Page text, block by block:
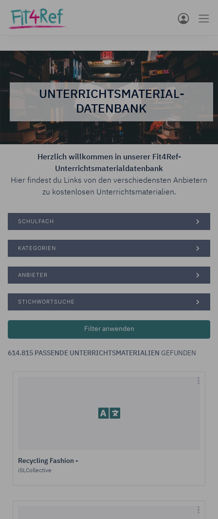
UNTERRICHTSMATERIAL­
DATENBANK
Herzlich willkommen in unserer Fit4Ref-
Unterrichtsmaterialdatenbank
Hier findest du Links von den verschiedensten Anbietern
zu kostenlosen Unterrichtsmaterialien.
SCHULFACH
KATEGORIEN
ANBIETER
STICHWORTSUCHE
614.815 PASSENDE UNTERRICHTSMATERIALIEN GEFUNDEN
Recycling Fashion -
iSLCollective